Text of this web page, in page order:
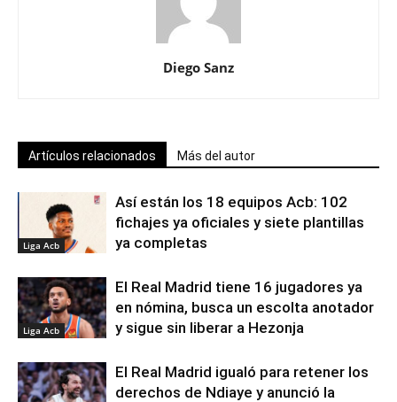
Diego Sanz
Artículos relacionados Más del autor
Liga Acb
Así están los 18 equipos Acb: 102
fichajes ya oficiales y siete plantillas
ya completas
Liga Acb
El Real Madrid tiene 16 jugadores ya
en nómina, busca un escolta anotador
y sigue sin liberar a Hezonja
El Real Madrid igualó para retener los
derechos de Ndiaye y anunció la